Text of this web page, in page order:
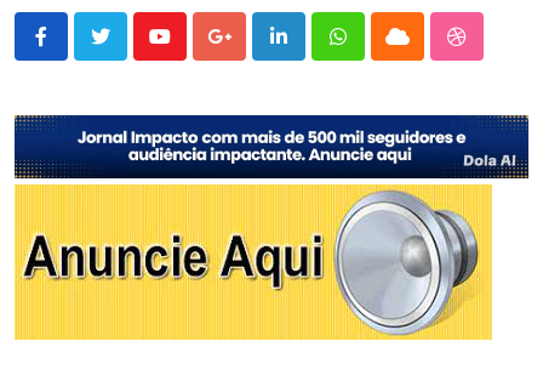
YoutubeGoogle+LinkedInWhatsappCloud